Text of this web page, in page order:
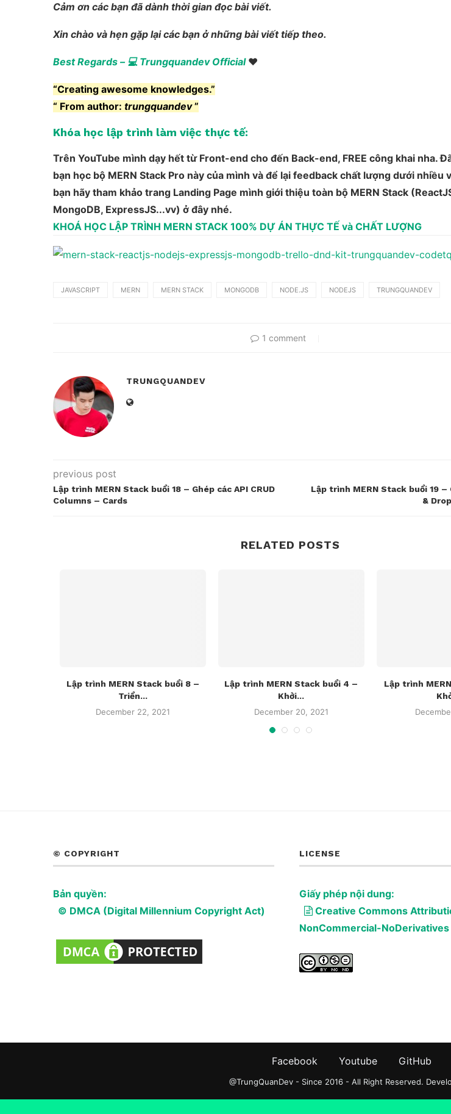
Cảm ơn các bạn đã dành thời gian đọc bài viết.
Xin chào và hẹn gặp lại các bạn ở những bài viết tiếp theo.
Best Regards – 💻 Trungquandev Official ❤
“Creating awesome knowledges.”
“ From author: trungquandev”
Khóa học lập trình làm việc thực tế:
Trên YouTube mình dạy hết từ Front-end cho đến Back-end, FREE công khai nha.
bạn học bộ MERN Stack Pro này của mình và để lại feedback chất lượng dưới nhiều
bạn hãy tham khảo trang Landing Page mình giới thiệu toàn bộ MERN Stack
MongoDB, ExpressJS...vv) ở đây nhé.
KHOÁ HỌC LẬP TRÌNH MERN STACK 100% DỰ ÁN THỰC TẾ và CHẤT LƯỢNG
JAVASCRIPT MERN MERN STACK MONGODB NODE.JS NODEJS TRUNGQUANDEV
1 comment
TRUNGQUANDEV
previous post
Lập trình MERN Stack buổi 18 – Ghép các API CRUD
Columns – Cards
Lập trình MERN Stack buổi 19 –
&
RELATED POSTS
Lập trình MERN Stack buổi 8 –
Triển...
December 22, 2021
Lập trình MERN Stack buổi 4 –
Khởi...
December 20, 2021
Lập trình
© COPYRIGHT
Bản quyền:
© DMCA (Digital Millennium Copyright Act)
LICENSE
Giấy phép nội dung:
Creative Commons
NonCommercial-
Facebook Youtube GitHub
@TrungQuanDev - Since 2016 - All Right Reserved.